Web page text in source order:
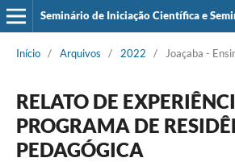
Início / Arquivos / 2022 / Joaçaba -
RELATO DE
PROGRAMA DE
PEDAGÓGICA